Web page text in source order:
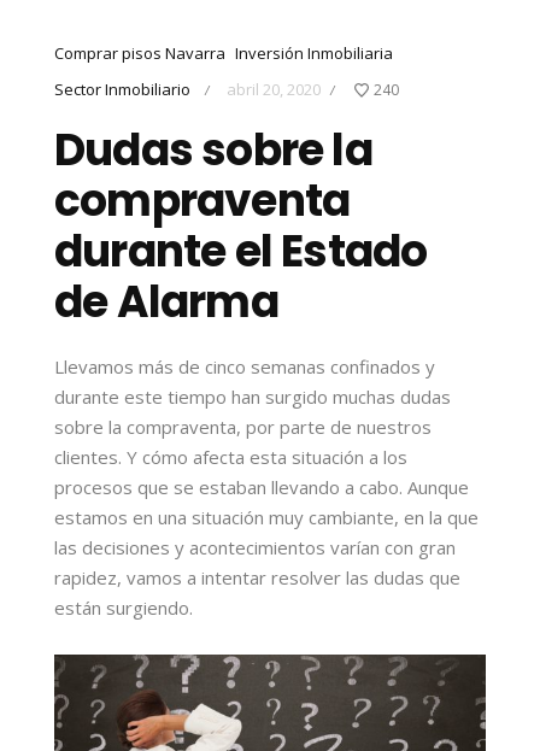
Comprar pisos Navarra Inversión Inmobiliaria
Sector Inmobiliario
/ abril 20, 2020 / 240
Dudas sobre la
compraventa
durante el Estado
de Alarma
Llevamos más de cinco semanas confinados y
durante este tiempo han surgido muchas dudas
sobre la compraventa, por parte de nuestros
clientes. Y cómo afecta esta situación a los
procesos que se estaban llevando a cabo. Aunque
estamos en una situación muy cambiante, en la que
las decisiones y acontecimientos varían con gran
rapidez, vamos a intentar resolver las dudas que
están surgiendo.